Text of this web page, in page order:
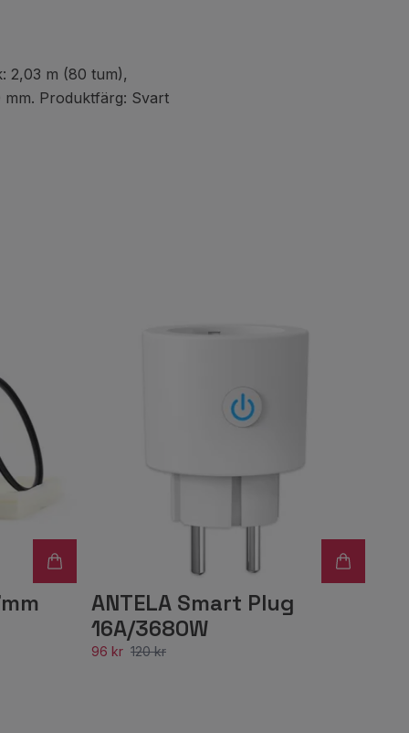
2,03 m (80 tum),
Produktfärg: Svart
ANTELA Smart Plug
16A/3680W
96 kr 120 kr